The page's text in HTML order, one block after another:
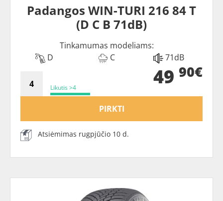
Padangos WIN-TURI 216 84 T
(D C B 71dB)
Tinkamumas modeliams:
D
C 71dB
Likutis >4 49 90€
PIRKTI
Atsiėmimas rugpjūčio 10 d.